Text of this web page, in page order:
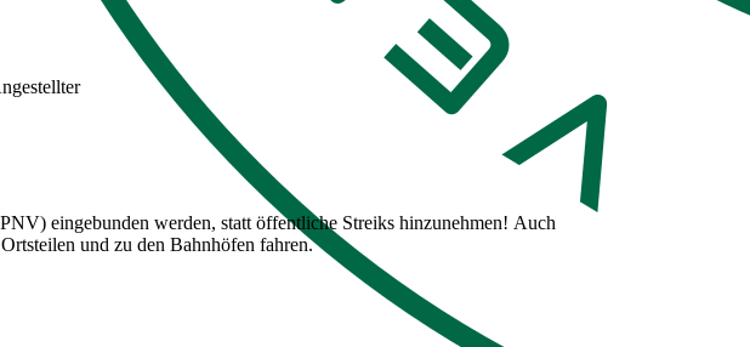
eingebunden werden, statt öffentliche Streiks hinzunehmen! Auch
und zu den Bahnhöfen fahren.